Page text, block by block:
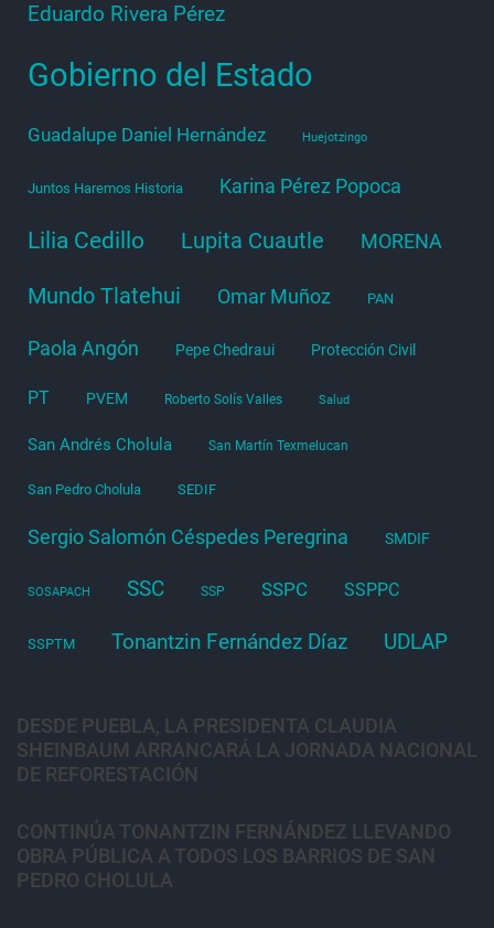
Eduardo Rivera Pérez
Gobierno del Estado
Guadalupe Daniel Hernández Huejotzingo
Juntos Haremos Historia Karina Pérez Popoca
Lilia Cedillo Lupita Cuautle MORENA
Mundo Tlatehui Omar Muñoz PAN
Paola Angón Pepe Chedraui Protección Civil
PT PVEM Roberto Solís Valles Salud
San Andrés Cholula San Martín Texmelucan
San Pedro Cholula SEDIF
Sergio Salomón Céspedes Peregrina SMDIF
SOSAPACH SSC SSP SSPC SSPPC
SSPTM Tonantzin Fernández Díaz UDLAP
DESDE PUEBLA, LA PRESIDENTA CLAUDIA
SHEINBAUM ARRANCARÁ LA JORNADA NACIONAL
DE REFORESTACIÓN
CONTINÚA TONANTZIN FERNÁNDEZ LLEVANDO
OBRA PÚBLICA A TODOS LOS BARRIOS DE SAN
PEDRO CHOLULA